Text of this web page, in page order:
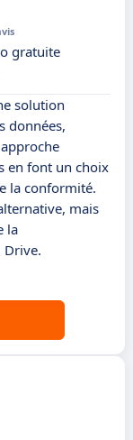
gratuite
solution
données,
en font un choix
la conformité.
mais
la
Drive.